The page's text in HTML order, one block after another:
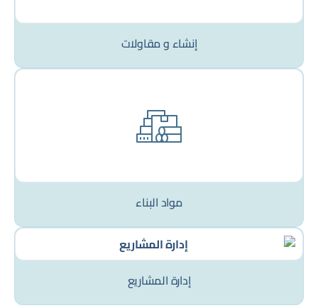
إنشاء و مقاولات
مواد البناء
إدارة المشاريع